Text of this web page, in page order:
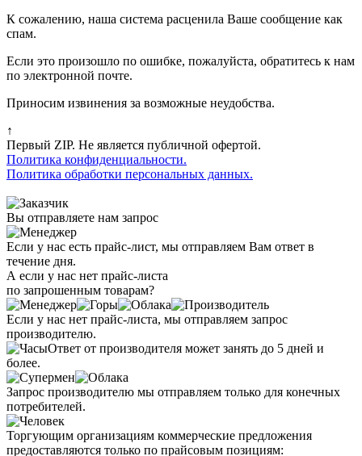
К сожалению, наша система расценила Ваше сообщение как
спам.
Если это произошло по ошибке, пожалуйста, обратитесь к нам
по электронной почте.
Приносим извинения за возможные неудобства.
↑
Первый ZIP. Не является публичной офертой.
Политика конфиденциальности.
Политика обработки персональных данных.
Вы отправляете нам запрос
Если у нас есть прайс-лист, мы отправляем Вам ответ в
течение дня.
А если у нас нет прайс-листа
по запрошенным товарам?
Если у нас нет прайс-листа, мы отправляем запрос
производителю.
Ответ от производителя может занять до 5 дней и
более.
Запрос производителю мы отправляем только для конечных
потребителей.
Торгующим организациям коммерческие предложения
предоставляются только по прайсовым позициям: